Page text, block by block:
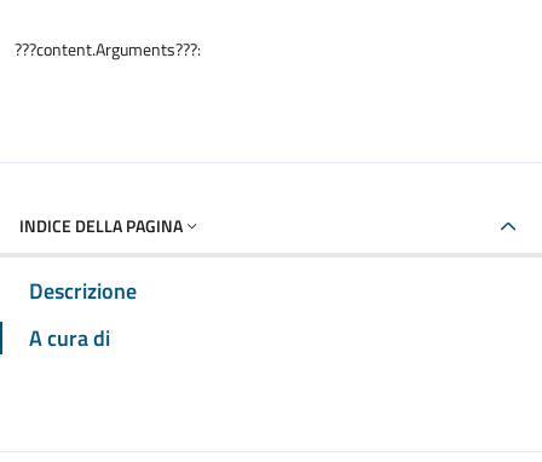
???content.Arguments???:
INDICE DELLA PAGINA
Descrizione
A cura di